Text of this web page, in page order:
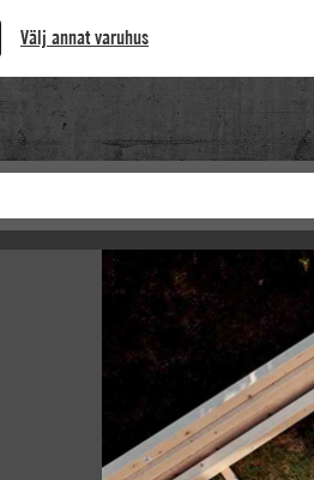
Välj annat varuhus